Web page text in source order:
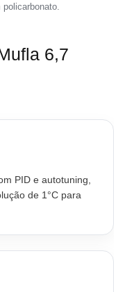
6,7
PID e autotuning,
de 1°C para